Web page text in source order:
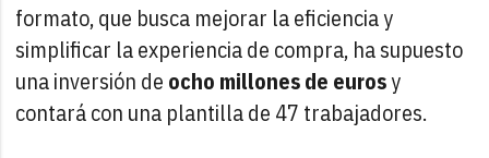
formato, que busca mejorar la eficiencia y
simplificar la experiencia de compra, ha supuesto
una inversión de ocho millones de eurosy
contará con una plantilla de 47 trabajadores.